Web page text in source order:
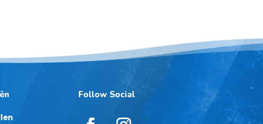
Follow Social